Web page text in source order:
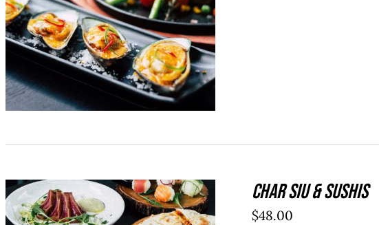
Char Siu & Sushis
$48.00